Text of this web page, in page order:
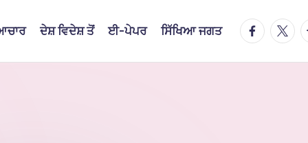
ਦੇਸ਼ ਵਿਦੇਸ਼ ਤੋਂ ਈ-ਪੇਪਰ ਸਿੱਖਿਆ ਜਗਤ